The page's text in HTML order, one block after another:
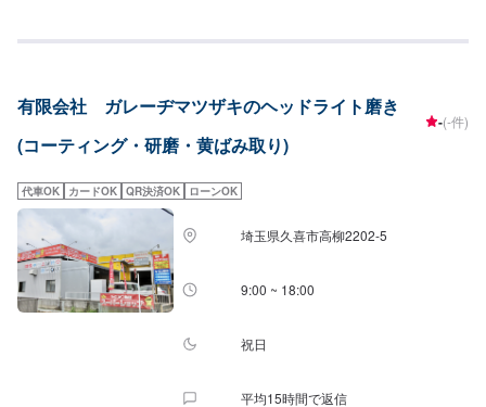
断られてしまった…★保険を使えべきなのかわからない…などのご相談もお
りにご納得いただければ作業開始【4】仕上がり次第納車-----納期について----
-納期は通常2日～3日程度で納車となります。車種や条件などにより、納期は
前後する場合がございます。予めご了承ください。-----代車について-----無料
燃料代はお客様にご負担いただいております。※内容などにより貸し出し出来
かねる場合もございます。-----ご来店時の注意、受付方法-----入庫の際はお気
をつけてお越しください。駐車スペースは事務所前のお客様駐車スペースに
駐車してください。受付はスタッフへ「メンテモで予約しました」とお伝え
ください。ご案内いたします。
有限会社 ガレーヂマツザキのヘッドライト磨き
(コーティング・研磨・黄ばみ取り)
-(-件)
代車OK カードOK QR決済OK ローンOK
埼玉県久喜市高柳2202-5
9:00 ~ 18:00
祝日
平均15時間で返信